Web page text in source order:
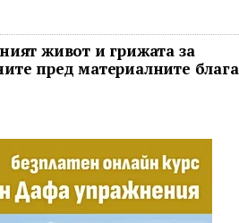
живот и грижата за
пред материалните блага